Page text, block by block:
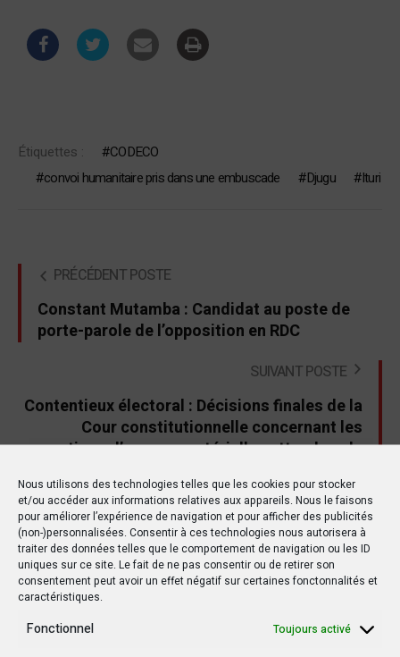
Nous utilisons des technologies telles que les cookies pour stocker
et/ou accéder aux informations relatives aux appareils. Nous le faisons
pour améliorer l’expérience de navigation et pour afficher des publicités
(non-)personnalisées. Consentir à ces technologies nous autorisera à
traiter des données telles que le comportement de navigation ou les ID
uniques sur ce site. Le fait de ne pas consentir ou de retirer son
consentement peut avoir un effet négatif sur certaines fonctonnalités et
caractéristiques.
Fonctionnel Toujours activé
Étiquettes :
CODECO
convoi humanitaire pris dans une embuscade
Djugu Ituri
PRÉCÉDENT POSTE
Constant Mutamba : Candidat au poste de
porte-parole de l’opposition en RDC
SUIVANT POSTE
Contentieux électoral : Décisions finales de la
Cour constitutionnelle concernant les
corrections d’erreurs matérielles attendues le
Autres postes
POLITIQUE POLITIQUE